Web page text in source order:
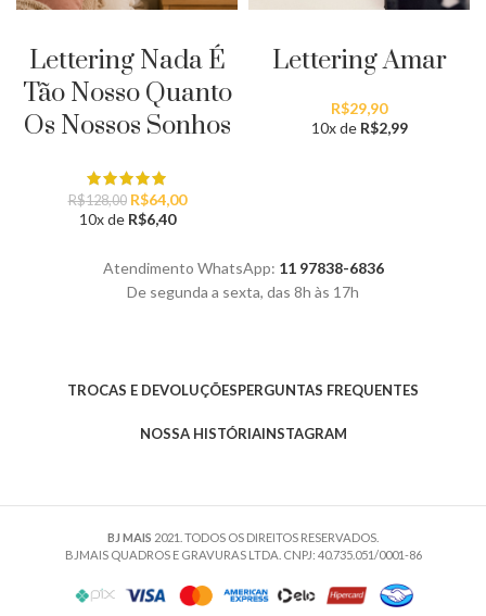
Lettering Nada É
Tão Nosso Quanto
Os Nossos Sonhos
R$128,00 O
preço
R$128,00.
R$64,00O
R$64,00.
10x de R$6,40
Lettering Amar
R$29,90
10x de R$2,99
Atendimento WhatsApp: 11 97838-6836
De segunda a sexta, das 8h às 17h
TROCAS E DEVOLUÇÕESPERGUNTAS FREQUENTES
NOSSA HISTÓRIAINSTAGRAM
BJ MAIS 2021. TODOS OS DIREITOS RESERVADOS.
BJMAIS QUADROS E GRAVURAS LTDA. CNPJ: 40.735.051/0001-86